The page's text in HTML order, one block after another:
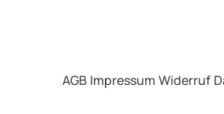
AGB Impressum Widerruf